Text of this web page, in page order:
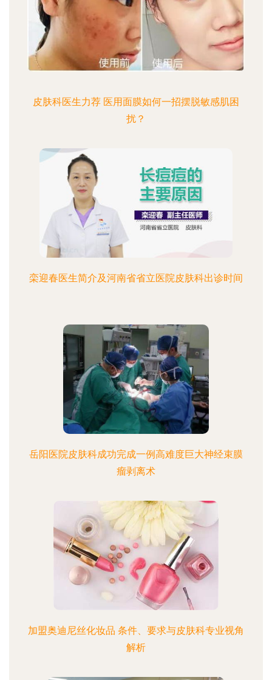
皮肤科医生力荐 医用面膜如何一招摆脱敏感肌困
扰？
栾迎春医生简介及河南省省立医院皮肤科出诊时间
岳阳医院皮肤科成功完成一例高难度巨大神经束膜
瘤剥离术
加盟奥迪尼丝化妆品 条件、要求与皮肤科专业视角
解析